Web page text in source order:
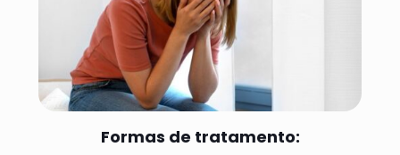
Formas de tratamento: